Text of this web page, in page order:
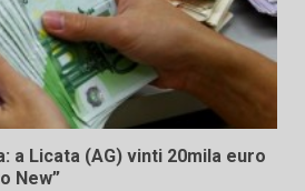
a Licata (AG) vinti 20mila euro
New”